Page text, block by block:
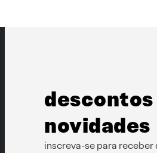
descontos
novidades
inscreva-se para receber